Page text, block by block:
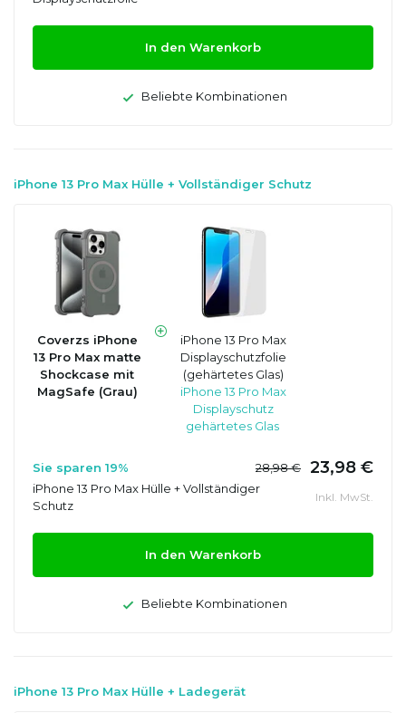
In den Warenkorb
Beliebte Kombinationen
iPhone 13 Pro Max Hülle + Vollständiger Schutz
Coverzs iPhone
13 Pro Max matte
Shockcase mit
MagSafe (Grau)
iPhone 13 Pro Max
Displayschutzfolie
(gehärtetes Glas)
iPhone 13 Pro Max
Displayschutz
gehärtetes Glas
Sie sparen 19% 28,98 € 23,98 €
iPhone 13 Pro Max Hülle + Vollständiger
Schutz
Inkl. MwSt.
In den Warenkorb
Beliebte Kombinationen
iPhone 13 Pro Max Hülle + Ladegerät